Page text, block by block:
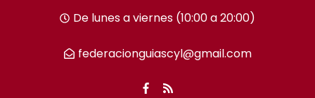
De lunes a viernes (10:00 a 20:00)
federacionguiascyl@gmail.com